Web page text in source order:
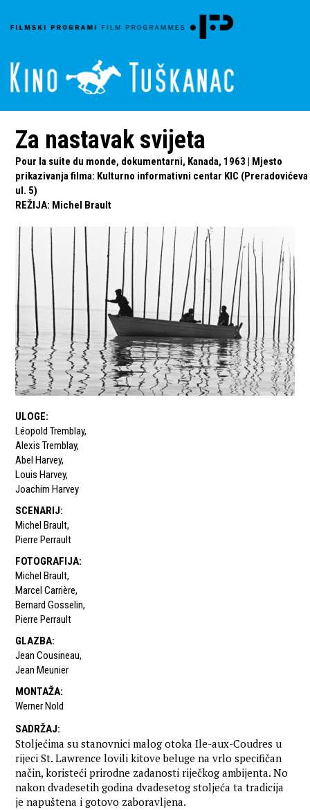
Za nastavak svijeta
Pour la suite du monde, dokumentarni, Kanada, 1963 | Mjesto
prikazivanja filma: Kulturno informativni centar KIC (Preradovićeva
ul. 5)
REŽIJA: Michel Brault
ULOGE:
Léopold Tremblay,
Alexis Tremblay,
Abel Harvey,
Louis Harvey,
Joachim Harvey
SCENARIJ:
Michel Brault,
Pierre Perrault
FOTOGRAFIJA:
Michel Brault,
Marcel Carrière,
Bernard Gosselin,
Pierre Perrault
GLAZBA:
Jean Cousineau,
Jean Meunier
MONTAŽA:
Werner Nold
SADRŽAJ:
Stoljećima su stanovnici malog otoka Ile-aux-Coudres u
rijeci St. Lawrence lovili kitove beluge na vrlo specifičan
način, koristeći prirodne zadanosti riječkog ambijenta. No
nakon dvadesetih godina dvadesetog stoljeća ta tradicija
je napuštena i gotovo zaboravljena.